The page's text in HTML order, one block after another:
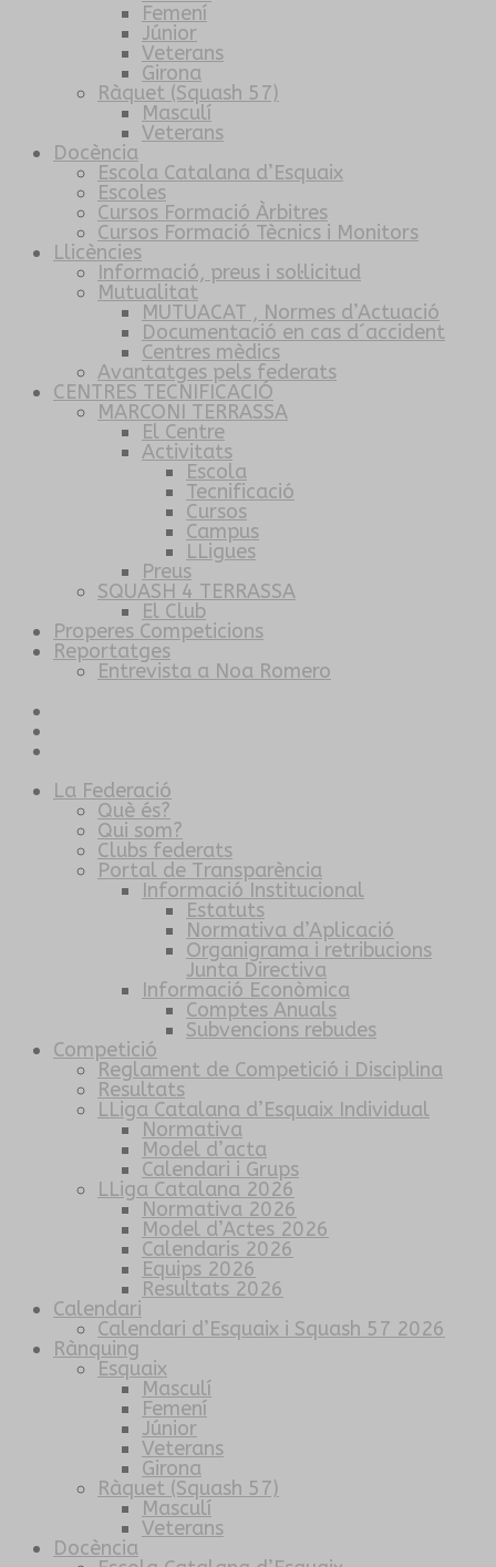
Femení
Júnior
Veterans
Girona
Ràquet (Squash 57)
Masculí
Veterans
Docència
Escola Catalana d’Esquaix
Escoles
Cursos Formació Àrbitres
Cursos Formació Tècnics i Monitors
Llicències
Informació, preus i sol·licitud
Mutualitat
MUTUACAT , Normes d’Actuació
Documentació en cas d´accident
Centres mèdics
Avantatges pels federats
CENTRES TECNIFICACIÓ
MARCONI TERRASSA
El Centre
Activitats
Escola
Tecnificació
Cursos
Campus
LLigues
Preus
SQUASH 4 TERRASSA
El Club
Properes Competicions
Reportatges
Entrevista a Noa Romero
La Federació
Què és?
Qui som?
Clubs federats
Portal de Transparència
Informació Institucional
Estatuts
Normativa d’Aplicació
Organigrama i retribucions
Junta Directiva
Informació Econòmica
Comptes Anuals
Subvencions rebudes
Competició
Reglament de Competició i Disciplina
Resultats
LLiga Catalana d’Esquaix Individual
Normativa
Model d’acta
Calendari i Grups
LLiga Catalana 2026
Normativa 2026
Model d’Actes 2026
Calendaris 2026
Equips 2026
Resultats 2026
Calendari
Calendari d’Esquaix i Squash 57 2026
Rànquing
Esquaix
Masculí
Femení
Júnior
Veterans
Girona
Ràquet (Squash 57)
Masculí
Veterans
Docència